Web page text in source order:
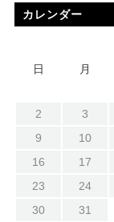
カレンダー
日
月
2
3
9
10
16
17
23
24
30
31